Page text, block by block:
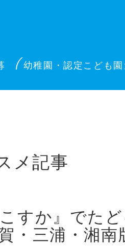
幼稚園・認定こども園
メ記事
すか』でた
三浦・湘南